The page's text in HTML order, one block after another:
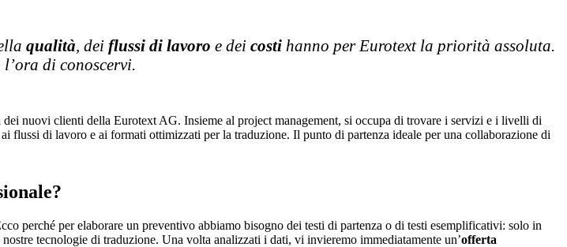
qualità, dei flussi di lavoro e dei costi hanno per Eurotext la priorità assoluta.
di conoscervi.
dei nuovi clienti della Eurotext AG. Insieme al project management, si occupa di trovare i servizi e i livelli di
flussi di lavoro e ai formati ottimizzati per la traduzione. Il punto di partenza ideale per una collaborazione di
perché per elaborare un preventivo abbiamo bisogno dei testi di partenza o di testi esemplificativi: solo in
tecnologie di traduzione. Una volta analizzati i dati, vi invieremo immediatamente un’offerta